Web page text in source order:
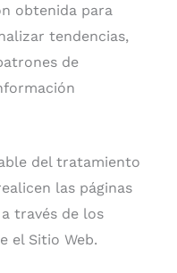
obtenida para
tendencias,
de
del tratamiento
las páginas
través de los
el Sitio Web.